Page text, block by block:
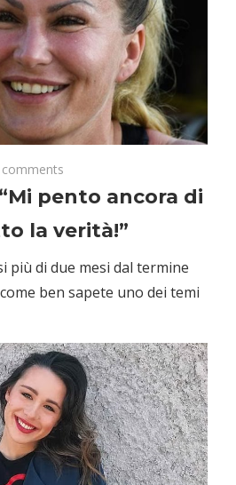
pento ancora di
la verità!”
più di due mesi dal termine
ben sapete uno dei temi